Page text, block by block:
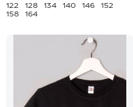
122
128 134 140 146
152
158
164